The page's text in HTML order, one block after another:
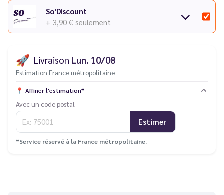
So'Discount
+ 3,90 € seulement
🚀 Livraison Lun. 10/08
Estimation France métropolitaine
📍 Affiner l'estimation*
Avec un code postal
Estimer
*Service réservé à la France métropolitaine.